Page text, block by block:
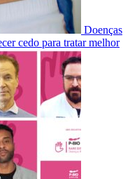
Doenças
cedo para tratar melhor